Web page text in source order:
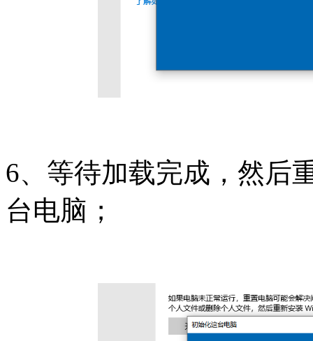
6、等待加载完成，然后
台电脑；